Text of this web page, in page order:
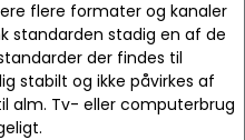
flere formater og kanaler
standarden stadig en af de
der findes til
stabilt og ikke påvirkes af
alm. Tv- eller computerbrug